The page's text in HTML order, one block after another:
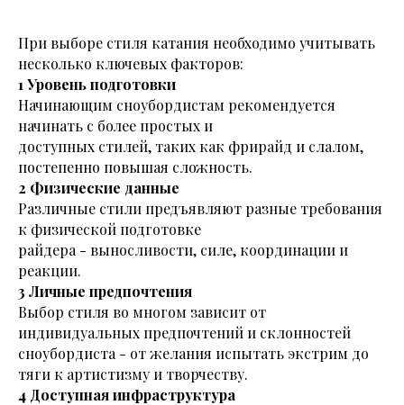
При выборе стиля катания необходимо учитывать
несколько ключевых факторов:
1 Уровень подготовки
Начинающим сноубордистам рекомендуется
начинать с более простых и
доступных стилей, таких как фрирайд и слалом,
постепенно повышая сложность.
2 Физические данные
Различные стили предъявляют разные требования
к физической подготовке
райдера - выносливости, силе, координации и
реакции.
3 Личные предпочтения
Выбор стиля во многом зависит от
индивидуальных предпочтений и склонностей
сноубордиста - от желания испытать экстрим до
тяги к артистизму и творчеству.
4 Доступная инфраструктура